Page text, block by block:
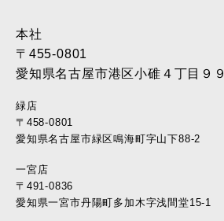
本社
〒455-0801
愛知県名古屋市港区小碓４丁目９９
緑店
〒458-0801
愛知県名古屋市緑区鳴海町字山下88-2
一宮店
〒491-0836
愛知県一宮市丹陽町多加木字浅間堂15-1